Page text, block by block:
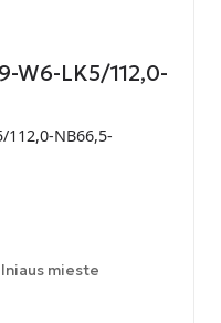
W6-LK5/112,0-
112,0-NB66,5-
mieste